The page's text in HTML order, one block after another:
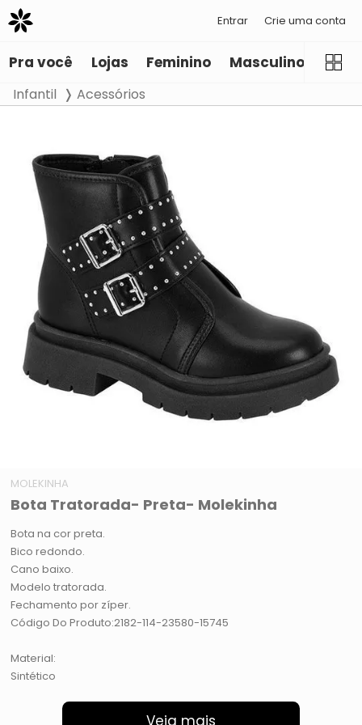
Entrar Crie uma conta
Pra você Lojas Feminino Masculino
Infantil Acessórios
MOLEKINHA
Bota Tratorada- Preta- Molekinha
Bota na cor preta.
Bico redondo.
Cano baixo.
Modelo tratorada.
Fechamento por zíper.
Código Do Produto:2182-114-23580-15745
Material:
Sintético